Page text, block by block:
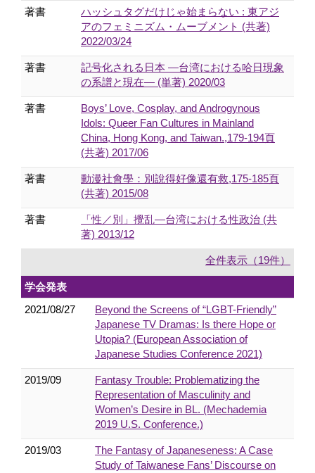
著書
ハッシュタグだけじゃ始まらない : 東アジ
アのフェミニズム・ムーブメント (共著)
2022/03/24
著書
記号化される日本 ―台湾における哈日現象
の系譜と現在― (単著) 2020/03
著書
Boys’ Love, Cosplay, and Androgynous
Idols: Queer Fan Cultures in Mainland
China, Hong Kong, and Taiwan.,179-194頁
(共著) 2017/06
著書
動漫社會學：別說得好像還有救,175-185頁
(共著) 2015/08
著書
「性／別」攪乱―台湾における性政治 (共
著) 2013/12
全件表示（19件）
学会発表
2021/08/27
Beyond the Screens of “LGBT-Friendly”
Japanese TV Dramas: Is there Hope or
Utopia? (European Association of
Japanese Studies Conference 2021)
2019/09
Fantasy Trouble: Problematizing the
Representation of Masculinity and
Women’s Desire in BL. (Mechademia
2019 U.S. Conference.)
2019/03
The Fantasy of Japaneseness: A Case
Study of Taiwanese Fans’ Discourse on